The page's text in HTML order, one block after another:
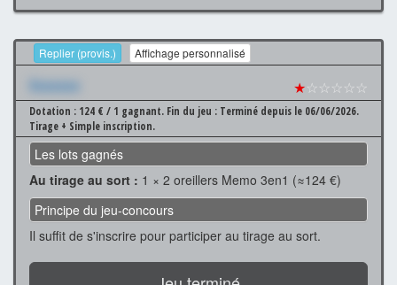
Replier (provis.) Affichage personnalisé
Xxxxxxx ★☆☆☆☆☆
Dotation : 124 € / 1 gagnant. Fin du jeu : Terminé depuis le 06/06/2026.
Tirage + Simple inscription.
Les lots gagnés
Au tirage au sort : 1 × 2 oreillers Memo 3en1 (≈124 €)
Principe du jeu-concours
Il suffit de s'inscrire pour participer au tirage au sort.